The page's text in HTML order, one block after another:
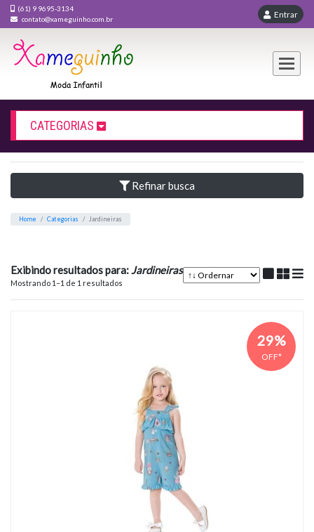
(61) 9 9695-3134
contato@xameguinho.com.br
CATEGORIAS
Refinar busca
Home Categorias Jardineiras
Exibindo resultados para: Jardineiras
Mostrando 1–1 de 1 resultados
29%
OFF*